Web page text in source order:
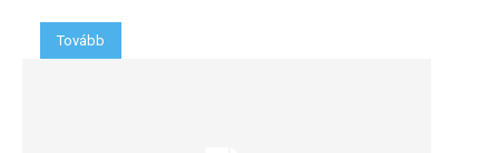
Tovább